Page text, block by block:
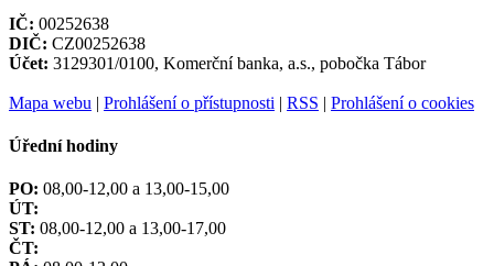
IČ: 00252638
DIČ: CZ00252638
Účet: 3129301/0100, Komerční banka, a.s., pobočka Tábor
Mapa webu | Prohlášení o přístupnosti | RSS | Prohlášení o cookies
Úřední hodiny
PO: 08,00-12,00 a 13,00-15,00
ÚT:
ST: 08,00-12,00 a 13,00-17,00
ČT: